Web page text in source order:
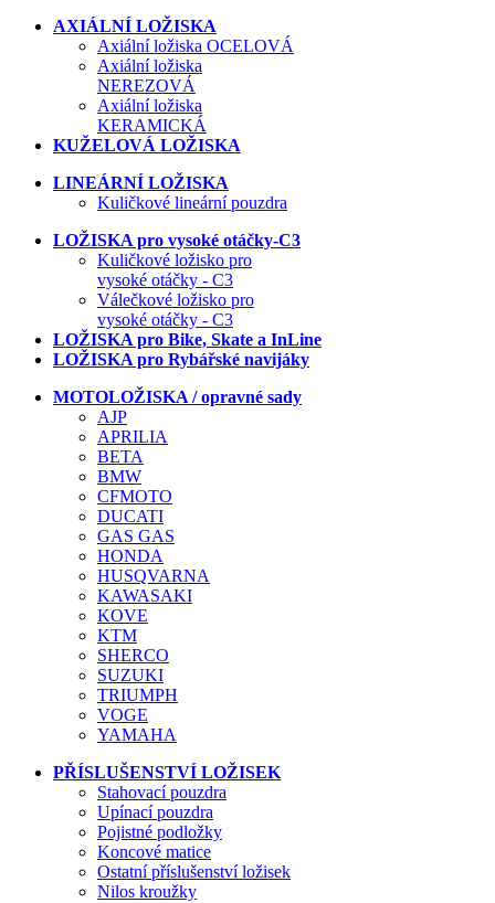
AXIÁLNÍ LOŽISKA
Axiální ložiska OCELOVÁ
Axiální ložiska
NEREZOVÁ
Axiální ložiska
KERAMICKÁ
KUŽELOVÁ LOŽISKA
LINEÁRNÍ LOŽISKA
Kuličkové lineární pouzdra
LOŽISKA pro vysoké otáčky-C3
Kuličkové ložisko pro
vysoké otáčky - C3
Válečkové ložisko pro
vysoké otáčky - C3
LOŽISKA pro Bike, Skate a InLine
LOŽISKA pro Rybářské navijáky
MOTOLOŽISKA / opravné sady
AJP
APRILIA
BETA
BMW
CFMOTO
DUCATI
GAS GAS
HONDA
HUSQVARNA
KAWASAKI
KOVE
KTM
SHERCO
SUZUKI
TRIUMPH
VOGE
YAMAHA
PŘÍSLUŠENSTVÍ LOŽISEK
Stahovací pouzdra
Upínací pouzdra
Pojistné podložky
Koncové matice
Ostatní příslušenství ložisek
Nilos kroužky